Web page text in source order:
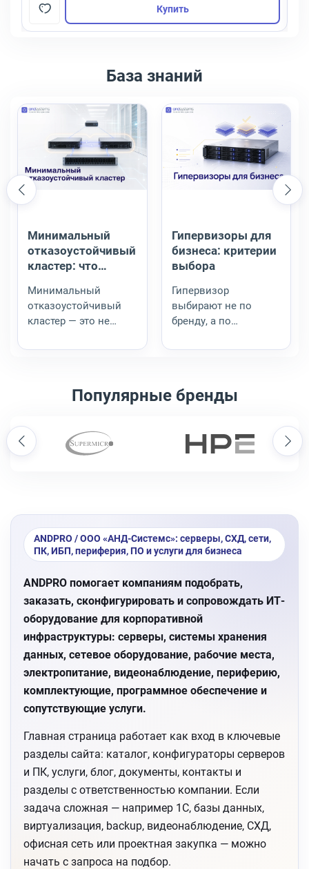
Купить
База знаний
Минимальный отказоустойчивый кластер: что реально нужно
Минимальный
отказоустойчивый
кластер: что
Минимальный
отказоустойчивый
кластер — это не
сервера»:
узла с запасом,
голосом»,
продуманное
хранилище,
Гипервизоры для бизнеса:
Гипервизоры для
бизнеса: критерии
выбора
Гипервизор
выбирают не по
бренду, а по
требованиям:
системами,
копирования,
отказоустойчивость,
Популярные бренды
Supermicro HPE
ANDPRO / ООО «АНД-Системс»: серверы, СХД, сети,
ПК, ИБП, периферия, ПО и услуги для бизнеса
ANDPRO помогает компаниям подобрать,
заказать, сконфигурировать и сопровождать ИТ-
оборудование для корпоративной
инфраструктуры: серверы, системы хранения
данных, сетевое оборудование, рабочие места,
электропитание, видеонаблюдение, периферию,
комплектующие, программное обеспечение и
сопутствующие услуги.
Главная страница работает как вход в ключевые
разделы сайта: каталог, конфигураторы серверов
и ПК, услуги, блог, документы, контакты и
разделы с ответственностью компании. Если
задача сложная — например 1С, базы данных,
виртуализация, backup, видеонаблюдение, СХД,
офисная сеть или проектная закупка — можно
начать с запроса на подбор.